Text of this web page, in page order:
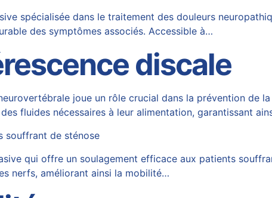
spécialisée dans le traitement des douleurs
des symptômes associés. Accessible à…
discale
joue un rôle crucial dans la prévention de
fluides nécessaires à leur alimentation, garantissant
souffrant de sténose
qui offre un soulagement efficace aux patients
nerfs, améliorant ainsi la mobilité…